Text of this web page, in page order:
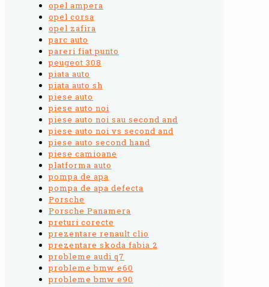
opel ampera
opel corsa
opel zafira
parc auto
pareri fiat punto
peugeot 308
piata auto
piata auto sh
piese auto
piese auto noi
piese auto noi sau second and
piese auto noi vs second and
piese auto second hand
piese camioane
platforma auto
pompa de apa
pompa de apa defecta
Porsche
Porsche Panamera
preturi corecte
prezentare renault clio
prezentare skoda fabia 2
probleme audi q7
probleme bmw e60
probleme bmw e90